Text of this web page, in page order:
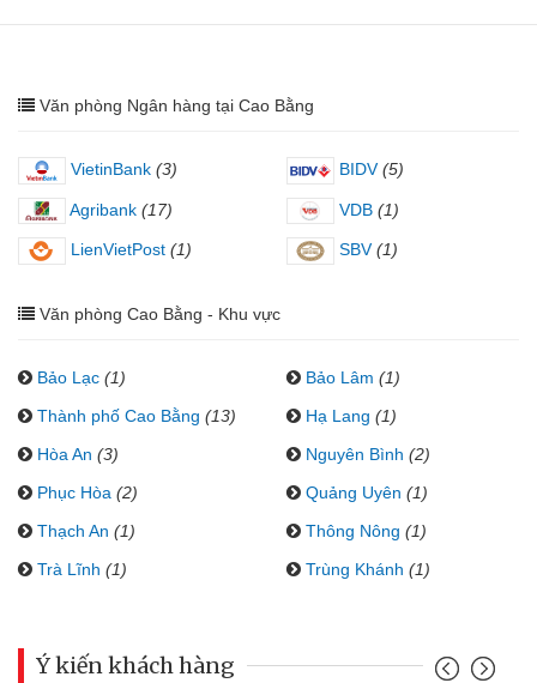
Văn phòng Ngân hàng tại Cao Bằng
VietinBank (3) BIDV (5)
Agribank (17) VDB (1)
LienVietPost (1) SBV (1)
Văn phòng Cao Bằng - Khu vực
Bảo Lạc (1) Bảo Lâm (1)
Thành phố Cao Bằng (13) Hạ Lang (1)
Hòa An (3) Nguyên Bình (2)
Phục Hòa (2) Quảng Uyên (1)
Thạch An (1) Thông Nông (1)
Trà Lĩnh (1) Trùng Khánh (1)
Ý kiến khách hàng